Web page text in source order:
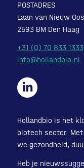
POSTADRES
Laan van Nieuw
2593 BM Den Haag
+31 (0) 70 833 1333
info@hollandbio.nl
Hollandbio is het
biotech sector.
we gezondheid,
Heb je